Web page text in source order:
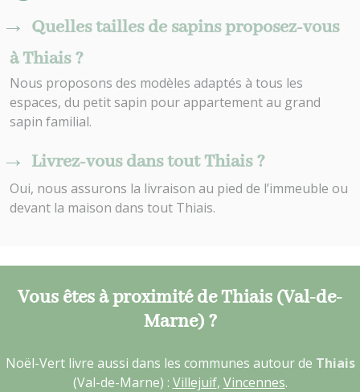
Quelles tailles de sapins proposez-vous
à Thiais ?
Nous proposons des modèles adaptés à tous les
espaces, du petit sapin pour appartement au grand
sapin familial.
Livrez-vous dans tout Thiais ?
Oui, nous assurons la livraison au pied de l’immeuble ou
devant la maison dans tout Thiais.
Vous êtes à proximité de Thiais (Val-de-
Marne) ?
Noël-Vert livre aussi dans les communes autour de Thiais
(Val-de-Marne) : Villejuif, Vincennes.